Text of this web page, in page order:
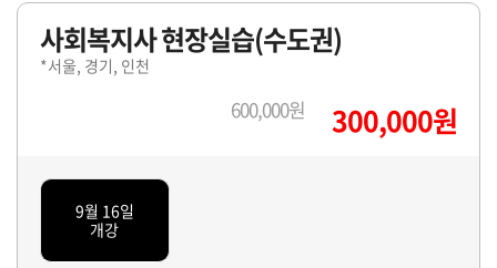
사회복지사 현장실습(수도권)
*서울, 경기, 인천
600,000원 300,000원
9월 16일
개강